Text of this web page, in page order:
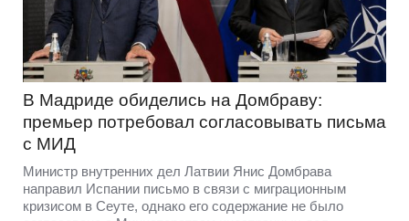
В Мадриде обиделись на Домбраву:
премьер потребовал согласовывать письма
с МИД
Министр внутренних дел Латвии Янис Домбрава
направил Испании письмо в связи с миграционным
кризисом в Сеуте, однако его содержание не было